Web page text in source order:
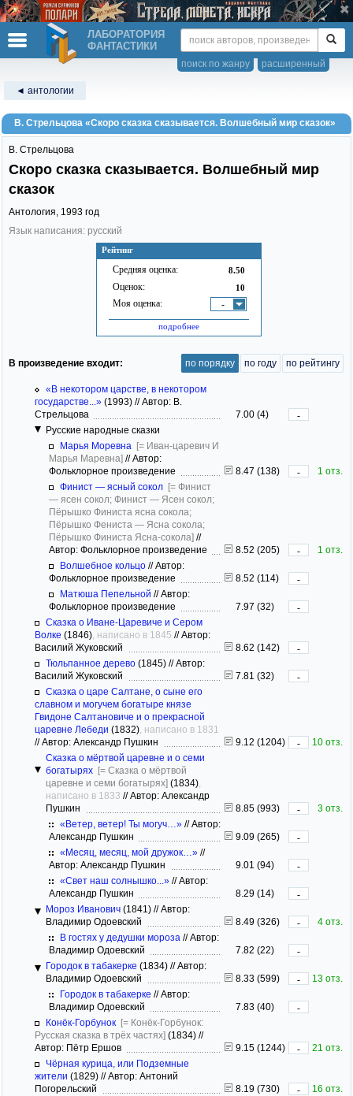
ЛАБОРАТОРИЯ
ФАНТАСТИКИ
расширенный
поиск по жанру
◄ антологии
В. Стрельцова «Скоро сказка сказывается. Волшебный мир сказок»
Рейтинг
Средняя оценка: 8.50
Оценок: 10
Моя оценка: -
подробнее
В. Стрельцова
Скоро сказка сказывается. Волшебный мир
сказок
Антология, 1993 год
Язык написания: русский
В произведение входит: по порядку по году по рейтингу
«В некотором царстве, в некотором
государстве...» (1993) //Автор: В.
Стрельцова
7.00 (4)
-
Русские народные сказки
Марья Моревна [= Иван-царевич И
Марья Маревна] //Автор:
Фольклорное произведение
8.47 (138) -
1 отз.
Финист — ясный сокол [= Финист
— ясен сокол; Финист — Ясен сокол;
Пёрышко Финиста ясна сокола;
Пёрышко Фениста — Ясна сокола;
Пёрышко Финиста Ясна-сокола] //
Автор: Фольклорное произведение
8.52 (205) -
1 отз.
Волшебное кольцо //Автор:
Фольклорное произведение
8.52 (114)
-
Матюша Пепельной //Автор:
Фольклорное произведение
7.97 (32)
-
Сказка о Иване-Царевиче и Сером
Волке (1846) , написано в 1845 //Автор:
Василий Жуковский
8.62 (142)
-
Тюльпанное дерево (1845) //Автор:
Василий Жуковский
7.81 (32)
-
Сказка о царе Салтане, о сыне его
славном и могучем богатыре князе
Гвидоне Салтановиче и о прекрасной
царевне Лебеди (1832) , написано в 1831
//Автор: Александр Пушкин 9.12 (1204) -
10 отз.
Сказка о мёртвой царевне и о семи
богатырях [= Сказка о мёртвой
царевне и семи богатырях] (1834)
написано в 1833 //Автор: Александр
Пушкин
8.85 (993) -
3 отз.
«Ветер, ветер! Ты могуч…» //Автор:
Александр Пушкин
9.09 (265)
-
«Месяц, месяц, мой дружок…» //
Автор: Александр Пушкин
9.01 (94)
-
«Свет наш солнышко...» //Автор:
Александр Пушкин
8.29 (14)
-
Мороз Иванович (1841) //Автор:
Владимир Одоевский
8.49 (326) -
4 отз.
В гостях у дедушки мороза //Автор:
Владимир Одоевский
7.82 (22)
-
Городок в табакерке (1834) //Автор:
Владимир Одоевский
8.33 (599) -
13 отз.
Городок в табакерке //Автор:
Владимир Одоевский
7.83 (40)
-
Конёк-Горбунок [= Конёк-Горбунок:
Русская сказка в трёх частях] (1834) //
Автор: Пётр Ершов
9.15 (1244) -
21 отз.
Чёрная курица, или Подземные
жители (1829) //Автор: Антоний
Погорельский
8.19 (730) -
16 отз.